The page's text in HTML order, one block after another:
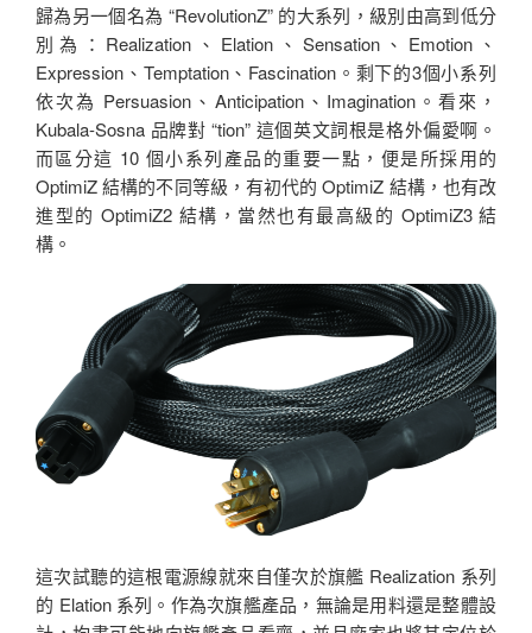
歸為另一個名為 “RevolutionZ” 的大系列，級別由高到低分
別為：Realization、Elation、Sensation、Emotion、
Expression、Temptation、Fascination。剩下的3個小系列
依次為 Persuasion、Anticipation、Imagination。看來，
Kubala-Sosna 品牌對 “tion” 這個英文詞根是格外偏愛啊。
而區分這 10 個小系列產品的重要一點，便是所採用的
OptimiZ 結構的不同等級，有初代的 OptimiZ 結構，也有改
進型的 OptimiZ2 結構，當然也有最高級的 OptimiZ3 結
構。
這次試聽的這根電源線就來自僅次於旗艦 Realization 系列
的 Elation 系列。作為次旗艦產品，無論是用料還是整體設